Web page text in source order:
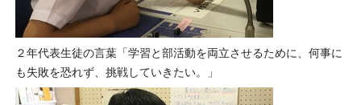
２年代表生徒の言葉「学習と部活動を両立させるために、何事に
も失敗を恐れず、挑戦していきたい。」